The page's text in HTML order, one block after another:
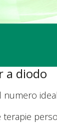
a diodo
numero